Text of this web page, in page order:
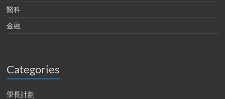
醫科
金融
Categories
學長計劃